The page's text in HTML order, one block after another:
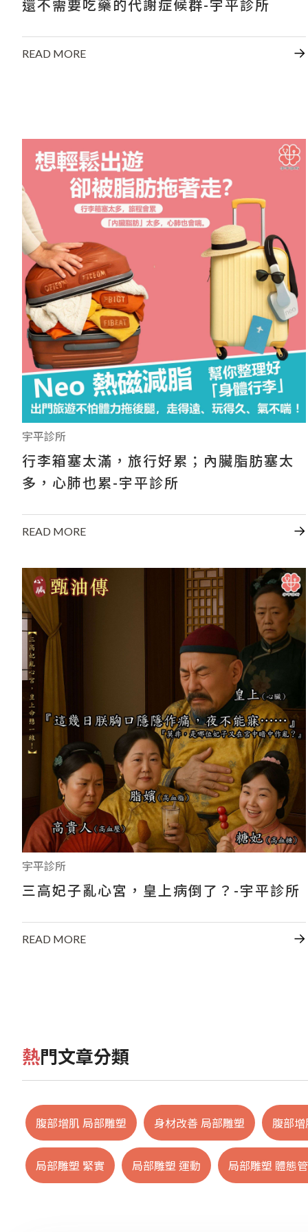
還不需要吃藥的代謝症候群-宇平診所
READ MORE
宇平診所
行李箱塞太滿，旅行好累；內臟脂肪塞太
多，心肺也累-宇平診所
READ MORE
宇平診所
三高妃子亂心宮，皇上病倒了？-宇平診所
READ MORE
熱門文章分類
腹部增肌 局部雕塑 身材改善 局部雕塑 腹部
局部雕塑 緊實 局部雕塑 運動 局部雕塑 體態